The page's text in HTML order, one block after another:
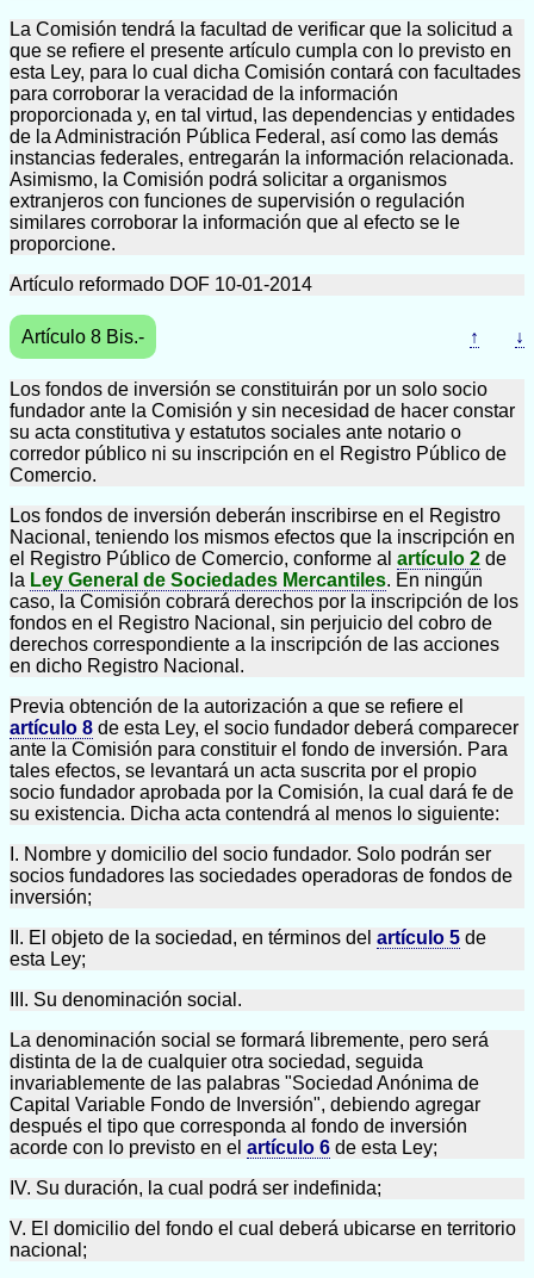
La Comisión tendrá la facultad de verificar que la solicitud a
que se refiere el presente artículo cumpla con lo previsto en
esta Ley, para lo cual dicha Comisión contará con facultades
para corroborar la veracidad de la información
proporcionada y, en tal virtud, las dependencias y entidades
de la Administración Pública Federal, así como las demás
instancias federales, entregarán la información relacionada.
Asimismo, la Comisión podrá solicitar a organismos
extranjeros con funciones de supervisión o regulación
similares corroborar la información que al efecto se le
proporcione.
Artículo reformado DOF 10-01-2014
Artículo 8 Bis.- ↑ ↓
Los fondos de inversión se constituirán por un solo socio
fundador ante la Comisión y sin necesidad de hacer constar
su acta constitutiva y estatutos sociales ante notario o
corredor público ni su inscripción en el Registro Público de
Comercio.
Los fondos de inversión deberán inscribirse en el Registro
Nacional, teniendo los mismos efectos que la inscripción en
el Registro Público de Comercio, conforme al artículo 2 de
la Ley General de Sociedades Mercantiles. En ningún
caso, la Comisión cobrará derechos por la inscripción de los
fondos en el Registro Nacional, sin perjuicio del cobro de
derechos correspondiente a la inscripción de las acciones
en dicho Registro Nacional.
Previa obtención de la autorización a que se refiere el
artículo 8 de esta Ley, el socio fundador deberá comparecer
ante la Comisión para constituir el fondo de inversión. Para
tales efectos, se levantará un acta suscrita por el propio
socio fundador aprobada por la Comisión, la cual dará fe de
su existencia. Dicha acta contendrá al menos lo siguiente:
I. Nombre y domicilio del socio fundador. Solo podrán ser
socios fundadores las sociedades operadoras de fondos de
inversión;
II. El objeto de la sociedad, en términos del artículo 5 de
esta Ley;
III. Su denominación social.
La denominación social se formará libremente, pero será
distinta de la de cualquier otra sociedad, seguida
invariablemente de las palabras "Sociedad Anónima de
Capital Variable Fondo de Inversión", debiendo agregar
después el tipo que corresponda al fondo de inversión
acorde con lo previsto en el artículo 6 de esta Ley;
IV. Su duración, la cual podrá ser indefinida;
V. El domicilio del fondo el cual deberá ubicarse en territorio
nacional;